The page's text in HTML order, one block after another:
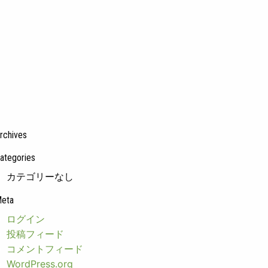
カテゴリーなし
ログイン
投稿フィード
コメントフィード
WordPress.org